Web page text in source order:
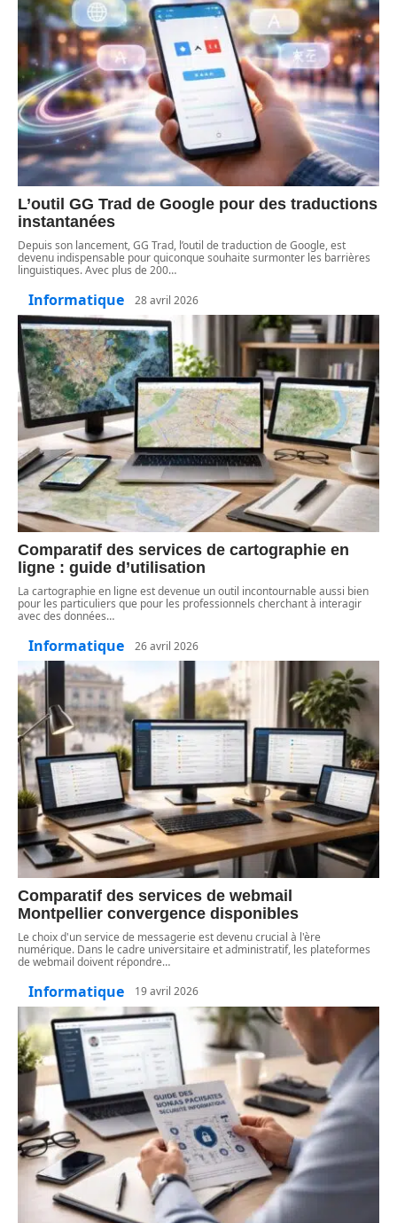
L’outil GG Trad de Google pour des traductions
instantanées
Depuis son lancement, GG Trad, l’outil de traduction de Google, est
devenu indispensable pour quiconque souhaite surmonter les barrières
linguistiques. Avec plus de 200…
Informatique 28 avril 2026
Comparatif des services de cartographie en
ligne : guide d’utilisation
La cartographie en ligne est devenue un outil incontournable aussi bien
pour les particuliers que pour les professionnels cherchant à interagir
avec des données…
Informatique 26 avril 2026
Comparatif des services de webmail
Montpellier convergence disponibles
Le choix d'un service de messagerie est devenu crucial à l'ère
numérique. Dans le cadre universitaire et administratif, les plateformes
de webmail doivent répondre…
Informatique 19 avril 2026